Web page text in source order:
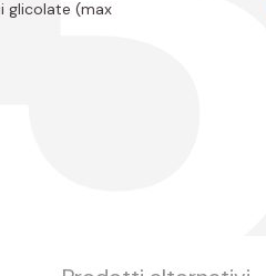
glicolate (max